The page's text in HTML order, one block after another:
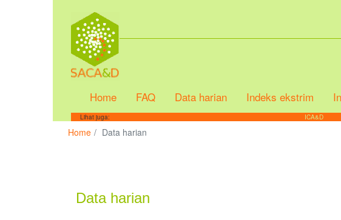
Home FAQ Data harian Indeks ekstrim
Lihat juga: ICA&D
Home Data harian
Data harian